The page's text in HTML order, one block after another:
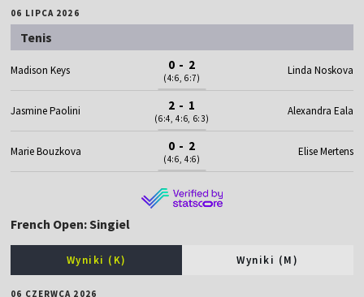
06 LIPCA 2026
Tenis
Madison Keys 0 - 2
(4:6, 6:7)
Linda Noskova
Jasmine Paolini 2 - 1
(6:4, 4:6, 6:3)
Alexandra Eala
Marie Bouzkova 0 - 2
(4:6, 4:6)
Elise Mertens
French Open: Singiel
Wyniki (K) Wyniki (M)
06 CZERWCA 2026